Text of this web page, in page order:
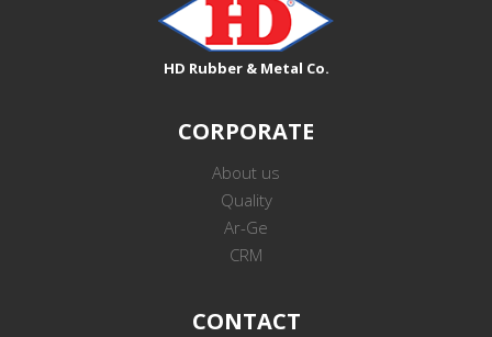
HD Rubber & Metal Co.
CORPORATE
About us
Quality
Ar-Ge
CRM
CONTACT